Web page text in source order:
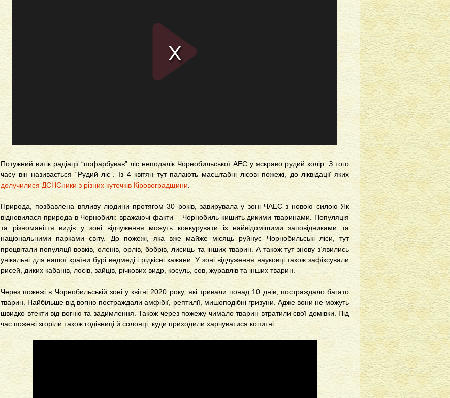
Потужний витік радіації “пофарбував” ліс неподалік Чорнобильської АЕС у яскраво рудий колір. З того
часу він називається “Рудий ліс”. Із 4 квітян тут палають масштабні лісові пожежі, до ліквідації яких
долучилися ДСНСники з різних куточків Кіровоградщини.
Природа, позбавлена ​​впливу людини протягом 30 років, завирувала у зоні ЧАЕС з новою силою Як
відновилася природа в Чорнобилі: вражаючі факти – Чорнобиль кишить дикими тваринами. Популяція
та різноманіття видів у зоні відчуження можуть конкурувати із найвідомішими заповідниками та
національними парками світу. До пожежі, яка вже майже місяць руйнує Чорнобильські ліси, тут
процвітали популяції вовків, оленів, орлів, бобрів, лисиць та інших тварин. А також тут знову з’явились
унікальні для нашої країни бурі ведмеді і рідкісні кажани. У зоні відчуження науковці також зафіксували
рисей, диких кабанів, лосів, зайців, річкових видр, косуль, сов, журавлів та інших тварин.
Через пожежі в Чорнобильській зоні у квітні 2020 року, які тривали понад 10 днів, постраждало багато
тварин. Найбільше від вогню постраждали амфібії, рептилії, мишоподібні гризуни. Адже вони не можуть
швидко втекти від вогню та задимлення. Також через пожежу чимало тварин втратили свої домівки. Під
час пожежі згоріли також годівниці й солонці, куди приходили харчуватися копитні.